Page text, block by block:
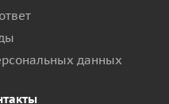
данных